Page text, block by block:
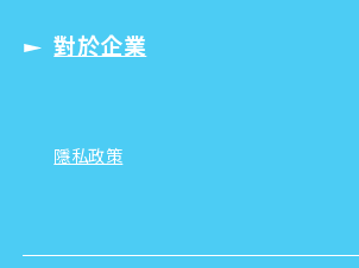
對於企業
隱私政策